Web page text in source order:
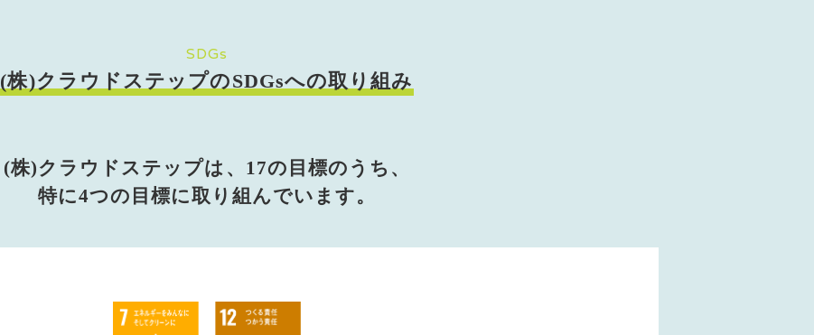
SDGs
(株)クラウドステップのSDGsへの取り組み
(株)クラウドステップは、17の目標のうち、
特に4つの目標に取り組んでいます。